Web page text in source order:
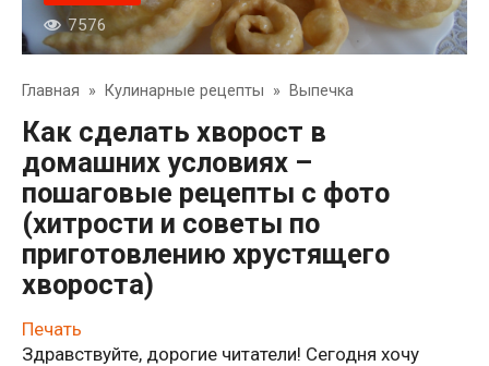
7576
Главная » Кулинарные рецепты » Выпечка
Как сделать хворост в
домашних условиях –
пошаговые рецепты с фото
(хитрости и советы по
приготовлению хрустящего
хвороста)
Печать
Здравствуйте, дорогие читатели! Сегодня хочу